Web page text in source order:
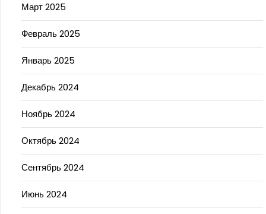
Март 2025
Февраль 2025
Январь 2025
Декабрь 2024
Ноябрь 2024
Октябрь 2024
Сентябрь 2024
Июнь 2024